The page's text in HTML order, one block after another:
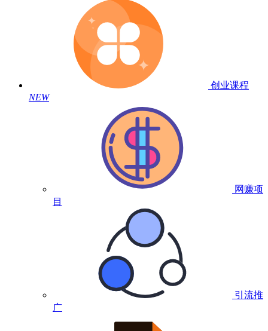
创业课程
NEW
网赚项
目
引流推
广